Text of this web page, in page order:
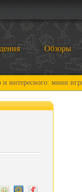
Обзоры
мини игры,